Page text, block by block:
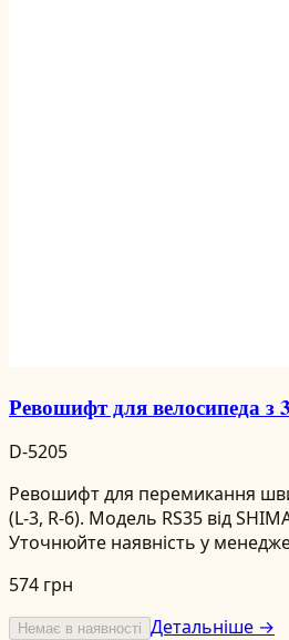
Ревошифт для велосипеда з
D-5205
Ревошифт для перемикання
(L-3, R-6). Модель RS35 від
Уточнюйте наявність у
574 грн
Немає в наявності Детальніше →